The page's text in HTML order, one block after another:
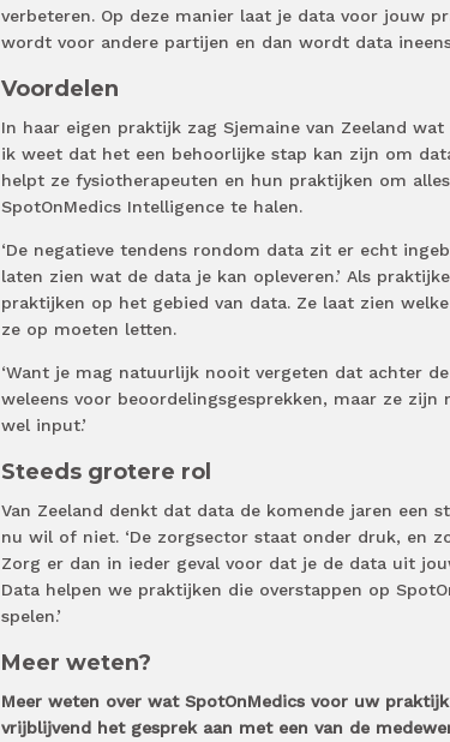
verbeteren. Op deze manier laat je data voor jouw
wordt voor andere partijen en dan wordt data
Voordelen
In haar eigen praktijk zag Sjemaine van Zeeland
ik weet dat het een behoorlijke stap kan zijn om
helpt ze fysiotherapeuten en hun praktijken om
SpotOnMedics Intelligence te halen.
‘De negatieve tendens rondom data zit er echt
laten zien wat de data je kan opleveren.’ Als
praktijken op het gebied van data. Ze laat zien
ze op moeten letten.
‘Want je mag natuurlijk nooit vergeten dat achter
weleens voor beoordelingsgesprekken, maar ze
wel input.’
Steeds grotere rol
Van Zeeland denkt dat data de komende jaren een
nu wil of niet. ‘De zorgsector staat onder druk, en
Zorg er dan in ieder geval voor dat je de data uit
Data helpen we praktijken die overstappen op
spelen.’
Meer weten?
Meer weten over wat SpotOnMedics voor uw
vrijblijvend het gesprek aan met een van de